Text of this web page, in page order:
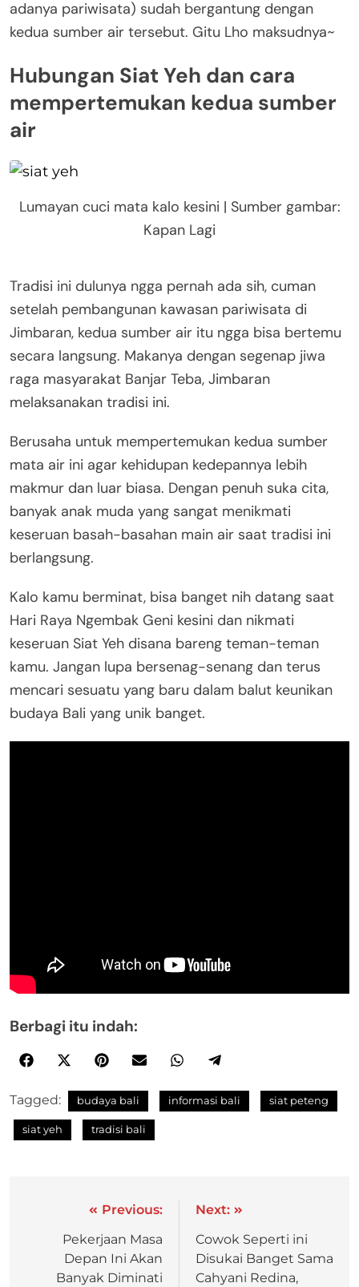
adanya pariwisata) sudah bergantung dengan
kedua sumber air tersebut. Gitu Lho maksudnya~
Hubungan Siat Yeh dan cara
mempertemukan kedua sumber
air
Lumayan cuci mata kalo kesini | Sumber gambar:
Kapan Lagi
Tradisi ini dulunya ngga pernah ada sih, cuman
setelah pembangunan kawasan pariwisata di
Jimbaran, kedua sumber air itu ngga bisa bertemu
secara langsung. Makanya dengan segenap jiwa
raga masyarakat Banjar Teba, Jimbaran
melaksanakan tradisi ini.
Berusaha untuk mempertemukan kedua sumber
mata air ini agar kehidupan kedepannya lebih
makmur dan luar biasa. Dengan penuh suka cita,
banyak anak muda yang sangat menikmati
keseruan basah-basahan main air saat tradisi ini
berlangsung.
Kalo kamu berminat, bisa banget nih datang saat
Hari Raya Ngembak Geni kesini dan nikmati
keseruan Siat Yeh disana bareng teman-teman
kamu. Jangan lupa bersenag-senang dan terus
mencari sesuatu yang baru dalam balut keunikan
budaya Bali yang unik banget.
Berbagi itu indah:
Tagged: budaya bali informasi bali siat peteng
siat yeh tradisi bali
Previous:
Pekerjaan Masa
Depan Ini Akan
Banyak Diminati
Next:
Cowok Seperti ini
Disukai Banget Sama
Cahyani Redina,